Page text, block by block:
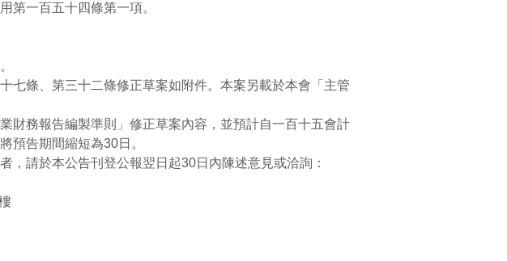
第一百五十四條第一項。
七條、第三十二條修正草案如附件。本案另載於本會「主管
財務報告編製準則」修正草案內容，並預計自一百十五會計
預告期間縮短為30日。
，請於本公告刊登公報翌日起30日內陳述意見或洽詢：